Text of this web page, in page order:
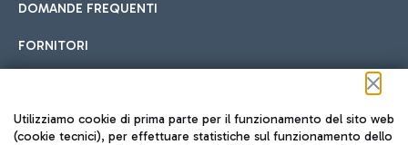
DOMANDE FREQUENTI
FORNITORI
Seguici sui social
Utilizziamo cookie di prima parte per il funzionamento del sito web
(cookie tecnici), per effettuare statistiche sul funzionamento dello